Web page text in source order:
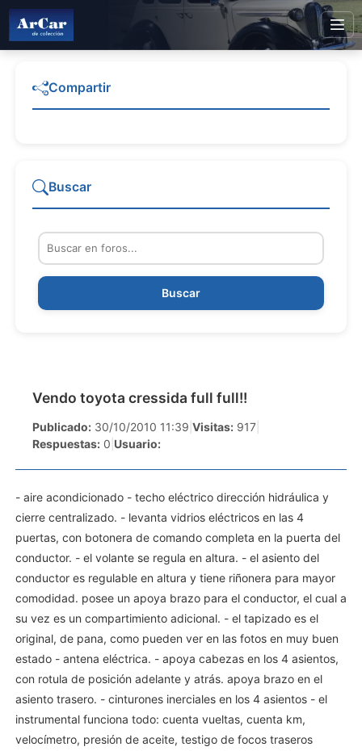
Vendo toyota cressida full full!!
Publicado: 30/10/2010 11:39 Visitas: 917
Respuestas: 0 Usuario:
- aire acondicionado - techo eléctrico dirección hidráulica y
cierre centralizado. - levanta vidrios eléctricos en las 4
puertas, con botonera de comando completa en la puerta del
conductor. - el volante se regula en altura. - el asiento del
conductor es regulable en altura y tiene riñonera para mayor
comodidad. posee un apoya brazo para el conductor, el cual a
su vez es un compartimiento adicional. - el tapizado es el
original, de pana, como pueden ver en las fotos en muy buen
estado - antena eléctrica. - apoya cabezas en los 4 asientos,
con rotula de posición adelante y atrás. apoya brazo en el
asiento trasero. - cinturones inerciales en los 4 asientos - el
instrumental funciona todo: cuenta vueltas, cuenta km,
velocímetro, presión de aceite, testigo de focos traseros
Compartir
Buscar
Buscar